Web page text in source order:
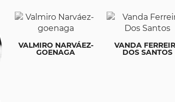
VALMIRO NARVÁEZ-
GOENAGA
VANDA
DOS SANTOS